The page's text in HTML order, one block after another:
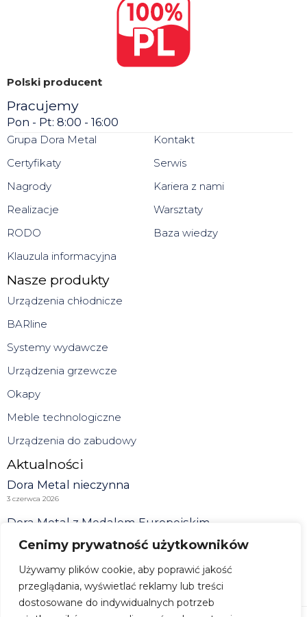
Cenimy prywatność użytkowników
Używamy plików cookie, aby poprawić jakość
przeglądania, wyświetlać reklamy lub treści
dostosowane do indywidualnych potrzeb
Polski producent
Pracujemy
Pon - Pt: 8:00 - 16:00
Grupa Dora Metal
Certyfikaty
Nagrody
Realizacje
RODO
Klauzula informacyjna
Kontakt
Serwis
Kariera z nami
Warsztaty
Baza wiedzy
Nasze produkty
Urządzenia chłodnicze
BARline
Systemy wydawcze
Urządzenia grzewcze
Okapy
Meble technologiczne
Urządzenia do zabudowy
Aktualności
Dora Metal nieczynna
3 czerwca 2026
Dora Metal z Medalem Europejskim
21 maja 2026
Zobacz wszystkie